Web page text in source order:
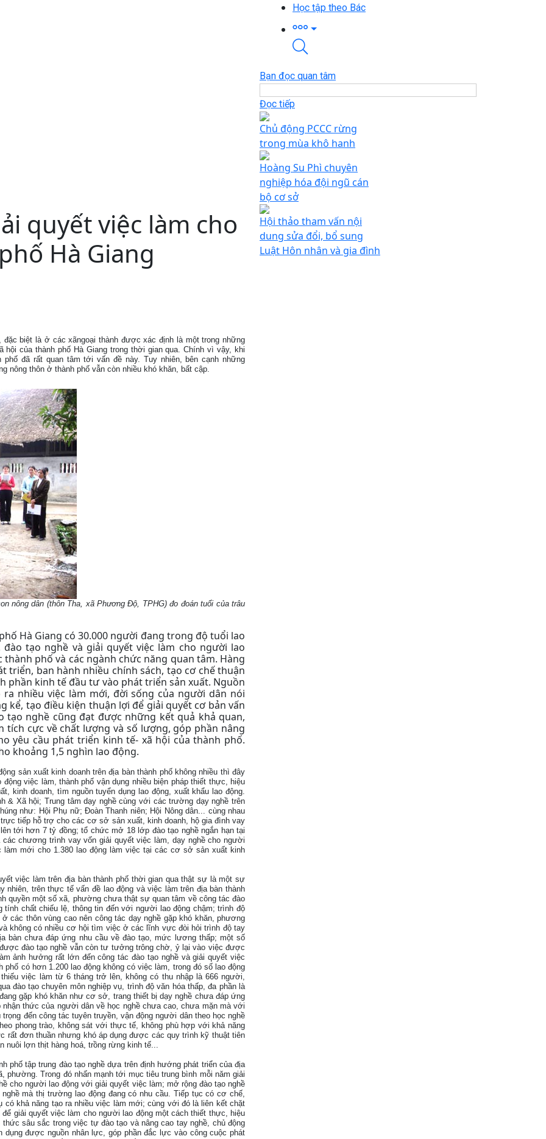
Học tập theo Bác
quyết việc làm cho
Hà Giang
đặc biệt là ở các xãngoại thành được xác định là một trong những
của thành phố Hà Giang trong thời gian qua. Chính vì vậy, khi
đã rất quan tâm tới vấn đề này. Tuy nhiên, bên cạnh những
nông thôn ở thành phố vẫn còn nhiều khó khăn, bất cập.
nông dân (thôn Tha, xã Phương Độ, TPHG) đo đoán tuổi của trâu
Hà Giang có 30.000 người đang trong độ tuổi lao
tạo nghề và giải quyết việc làm cho người lao
phố và các ngành chức năng quan tâm. Hàng
ban hành nhiều chính sách, tạo cơ chế thuận
phần kinh tế đầu tư vào phát triển sản xuất. Nguồn
nhiều việc làm mới, đời sống của người dân nói
kể, tạo điều kiện thuận lợi để giải quyết cơ bản vấn
tạo nghề cũng đạt được những kết quả khả quan,
tích cực về chất lượng và số lượng, góp phần nâng
yêu cầu phát triển kinh tế- xã hội của thành phố.
khoảng 1,5 nghìn lao động.
sản xuất kinh doanh trên địa bàn thành phố không nhiều thì đây
việc làm, thành phố vận dụng nhiều biện pháp thiết thực, hiệu
kinh doanh, tìm nguồn tuyển dụng lao động, xuất khẩu lao động.
& Xã hội; Trung tâm dạy nghề cùng với các trường dạy nghề trên
như: Hội Phụ nữ; Đoàn Thanh niên; Hội Nông dân... cùng nhau
tiếp hỗ trợ cho các cơ sở sản xuất, kinh doanh, hộ gia đình vay
tới hơn 7 tỷ đồng; tổ chức mở 18 lớp đào tạo nghề ngắn hạn tại
chương trình vay vốn giải quyết việc làm, dạy nghề cho người
mới cho 1.380 lao động làm việc tại các cơ sở sản xuất kinh
việc làm trên địa bàn thành phố thời gian qua thật sự là một sự
trên thực tế vấn đề lao động và việc làm trên địa bàn thành
quyền một số xã, phường chưa thật sự quan tâm về công tác đào
chất chiếu lệ, thông tin đến với người lao động chậm; trình độ
các thôn vùng cao nên công tác dạy nghề gặp khó khăn, phương
không có nhiều cơ hội tìm việc ở các lĩnh vực đòi hỏi trình độ tay
bàn chưa đáp ứng nhu cầu về đào tạo, mức lương thấp; một số
đào tạo nghề vẫn còn tư tưởng trông chờ, ỷ lại vào việc được
ảnh hưởng rất lớn đến công tác đào tạo nghề và giải quyết việc
phố có hơn 1.200 lao động không có việc làm, trong đó số lao động
việc làm từ 6 tháng trở lên, không có thu nhập là 666 người,
đào tạo chuyên môn nghiệp vụ, trình độ văn hóa thấp, đa phần là
gặp khó khăn như cơ sở, trang thiết bị dạy nghề chưa đáp ứng
thức của người dân về học nghề chưa cao, chưa mặn mà với
đến công tác tuyên truyền, vận động người dân theo học nghề
phong trào, không sát với thực tế, không phù hợp với khả năng
rất đơn thuần nhưng khó áp dụng được các quy trình kỹ thuật tiên
nuôi lợn thịt hàng hoá, trồng rừng kinh tế...
phố tập trung đào tạo nghề dựa trên định hướng phát triển của địa
Trong đó nhấn mạnh tới mục tiêu trung bình mỗi năm giải
cho người lao động với giải quyết việc làm; mở rộng đào tạo nghề
mà thị trường lao động đang có nhu cầu. Tiếp tục có cơ chế,
khả năng tạo ra nhiều việc làm mới; cùng với đó là liên kết chặt
giải quyết việc làm cho người lao động một cách thiết thực, hiệu
sâu sắc trong việc tự đào tạo và nâng cao tay nghề, chủ động
được nguồn nhân lực, góp phần đắc lực vào công cuộc phát
Bạn đọc quan tâm
Đọc tiếp
Chủ động PCCC rừng
trong mùa khô hanh
Hoàng Su Phì chuyên
nghiệp hóa đội ngũ cán
bộ cơ sở
Hội thảo tham vấn nội
dung sửa đổi, bổ sung
Luật Hôn nhân và gia đình